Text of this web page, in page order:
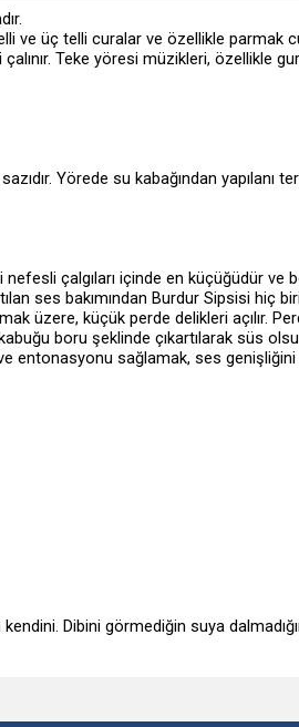
ve üç telli curalar ve özellikle parmak
Teke yöresi müzikleri, özellikle
Yörede su kabağından yapılanı
nefesli çalgıları içinde en küçüğüdür
ses bakımından Burdur Sipsisi hiç
üzere, küçük perde delikleri açılır.
boru şeklinde çıkartılarak süs
ve entonasyonu sağlamak, ses
Dibini görmediğin suya